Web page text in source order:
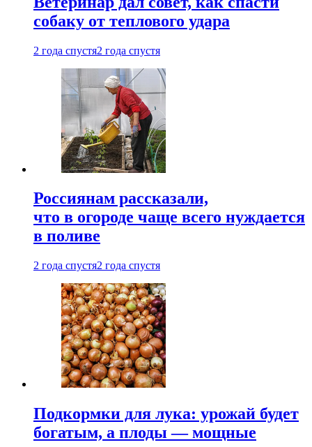
собаку от теплового удара
2 года спустя2 года спустя
Россиянам рассказали,
что в огороде чаще всего нуждается
в поливе
2 года спустя2 года спустя
Подкормки для лука: урожай будет
богатым, а плоды — мощные